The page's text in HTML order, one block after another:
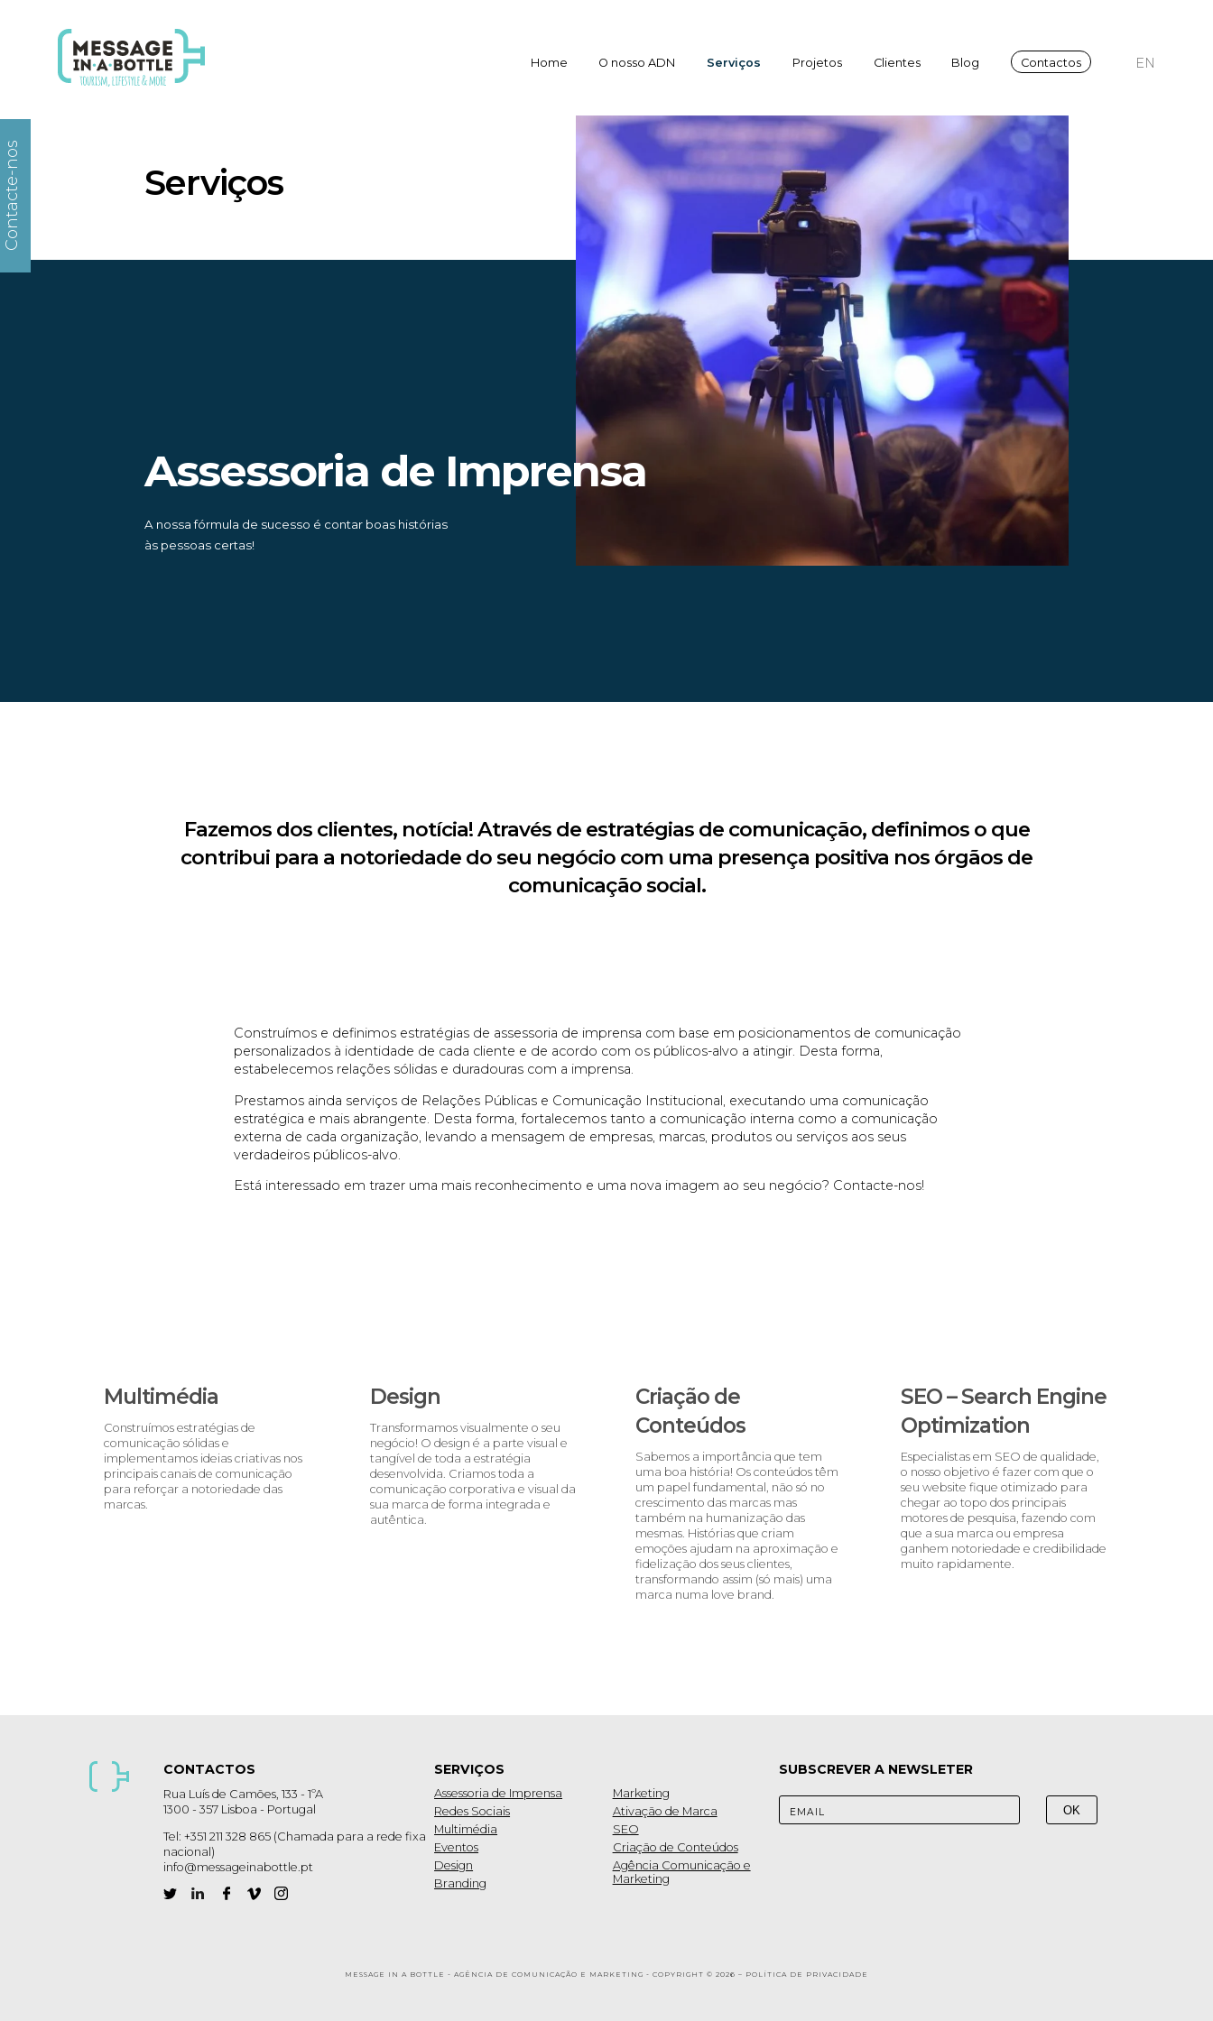
Home O nosso ADN Serviços Projetos Clientes Blog Contactos EN
Serviços
Assessoria de Imprensa
A nossa fórmula de sucesso é contar boas histórias
às pessoas certas!
Fazemos dos clientes, notícia! Através de estratégias de comunicação, definimos o que
contribui para a notoriedade do seu negócio com uma presença positiva nos órgãos de
comunicação social.
Construímos e definimos estratégias de assessoria de imprensa com base em posicionamentos de comunicação
personalizados à identidade de cada cliente e de acordo com os públicos-alvo a atingir. Desta forma,
estabelecemos relações sólidas e duradouras com a imprensa.
Prestamos ainda serviços de Relações Públicas e Comunicação Institucional, executando uma comunicação
estratégica e mais abrangente. Desta forma, fortalecemos tanto a comunicação interna como a comunicação
externa de cada organização, levando a mensagem de empresas, marcas, produtos ou serviços aos seus
verdadeiros públicos-alvo.
Está interessado em trazer uma mais reconhecimento e uma nova imagem ao seu negócio? Contacte-nos!
Multimédia
Construímos estratégias de
comunicação sólidas e
implementamos ideias criativas nos
principais canais de comunicação
para reforçar a notoriedade das
marcas.
Design
Transformamos visualmente o seu
negócio! O design é a parte visual e
tangível de toda a estratégia
desenvolvida. Criamos toda a
comunicação corporativa e visual da
sua marca de forma integrada e
autêntica.
Criação de
Conteúdos
Sabemos a importância que tem
uma boa história! Os conteúdos têm
um papel fundamental, não só no
crescimento das marcas mas
também na humanização das
mesmas. Histórias que criam
emoções ajudam na aproximação e
fidelização dos seus clientes,
transformando assim (só mais) uma
marca numa love brand.
SEO – Search Engine
Optimization
Especialistas em SEO de qualidade,
o nosso objetivo é fazer com que o
seu website fique otimizado para
chegar ao topo dos principais
motores de pesquisa, fazendo com
que a sua marca ou empresa
ganhem notoriedade e credibilidade
muito rapidamente.
CONTACTOS
Rua Luís de Camões, 133 - 1ºA
1300 - 357 Lisboa - Portugal
Tel: +351 211 328 865 (Chamada para a rede fixa
nacional)
info@messageinabottle.pt
SERVIÇOS
Assessoria de Imprensa
Redes Sociais
Multimédia
Eventos
Design
Branding
Marketing
Ativação de Marca
SEO
Criação de Conteúdos
Agência Comunicação e
Marketing
SUBSCREVER A NEWSLETER
MESSAGE IN A BOTTLE - AGÊNCIA DE COMUNICAÇÃO E MARKETING - COPYRIGHT © 2026 – POLÍTICA DE PRIVACIDADE
Contacte-nos